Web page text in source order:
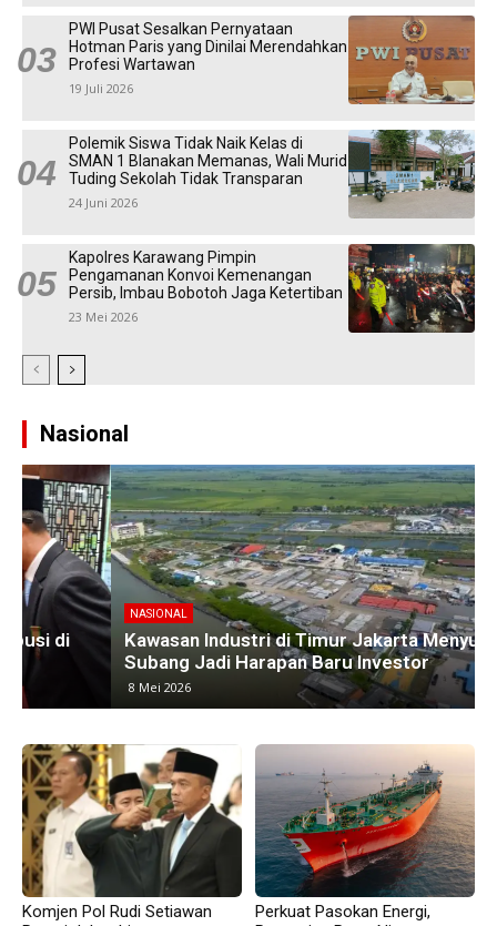
PWI Pusat Sesalkan Pernyataan
Hotman Paris yang Dinilai Merendahkan
Profesi Wartawan
19 Juli 2026
Polemik Siswa Tidak Naik Kelas di
SMAN 1 Blanakan Memanas, Wali Murid
Tuding Sekolah Tidak Transparan
24 Juni 2026
Kapolres Karawang Pimpin
Pengamanan Konvoi Kemenangan
Persib, Imbau Bobotoh Jaga Ketertiban
23 Mei 2026
Nasional
NASIONAL
Kawasan Industri di Timur Jakarta Menyusut,
Subang Jadi Harapan Baru Investor
Komjen Pol Rudi Setiawan
Perkuat Pasokan Energi,